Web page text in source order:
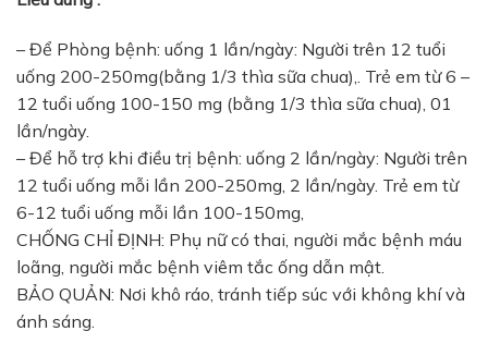
– Để Phòng bệnh: uống 1 lần/ngày: Người trên 12 tuổi
uống 200-250mg(bằng 1/3 thìa sữa chua),. Trẻ em từ 6 –
12 tuổi uống 100-150 mg (bằng 1/3 thìa sữa chua), 01
lần/ngày.
– Để hỗ trợ khi điều trị bệnh: uống 2 lần/ngày: Người trên
12 tuổi uống mỗi lần 200-250mg, 2 lần/ngày. Trẻ em từ
6-12 tuổi uống mỗi lần 100-150mg,
CHỐNG CHỈ ĐỊNH: Phụ nữ có thai, người mắc bệnh máu
loãng, người mắc bệnh viêm tắc ống dẫn mật.
BẢO QUẢN: Nơi khô ráo, tránh tiếp súc với không khí và
ánh sáng.